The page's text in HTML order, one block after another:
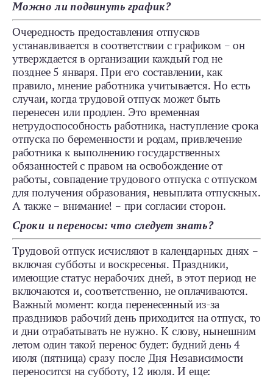
Можно ли подвинуть график?
Очередность предоставления отпусков
устанавливается в соответствии с графиком – он
утверждается в организации каждый год не
позднее 5 января. При его составлении, как
правило, мнение работника учитывается. Но есть
случаи, когда трудовой отпуск может быть
перенесен или продлен. Это временная
нетрудоспособность работника, наступление срока
отпуска по беременности и родам, привлечение
работника к выполнению государственных
обязанностей с правом на освобождение от
работы, совпадение трудового отпуска с отпуском
для получения образования, невыплата отпускных.
А также – внимание! – при согласии сторон.
Сроки и переносы: что следует знать?
Трудовой отпуск исчисляют в календарных днях –
включая субботы и воскресенья. Праздники,
имеющие статус нерабочих дней, в этот период не
включаются и, соответственно, не оплачиваются.
Важный момент: когда перенесенный из-за
праздников рабочий день приходится на отпуск, то
и дни отрабатывать не нужно. К слову, нынешним
летом один такой перенос будет: будний день 4
июля (пятница) сразу после Дня Независимости
переносится на субботу, 12 июля. И еще: